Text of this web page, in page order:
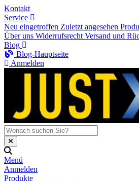
Kontakt
Service
Neu eingetroffen Zuletzt angesehen
Über uns Widerrufsrecht Versand und
Blog
Blog-Hauptseite
Anmelden
Menü
Anmelden
Produkte